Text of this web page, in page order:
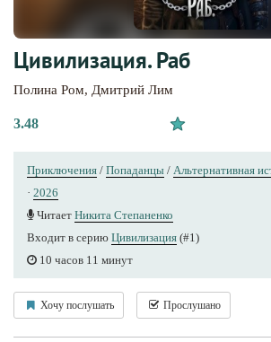
Цивилизация. Раб
Полина Ром, Дмитрий Лим
3.48
Приключения / Попаданцы / Альтернативная
· 2026
Читает Никита Степаненко
Входит в серию Цивилизация (#1)
10 часов 11 минут
Хочу послушать Прослушано